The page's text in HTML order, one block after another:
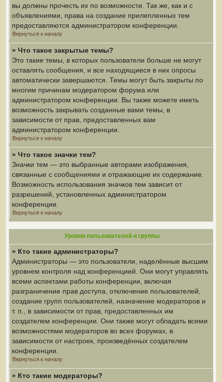
вы должны прочесть их по возможности. Так же, как и с
объявлениями, права на создание прилепленных тем
предоставляются администратором конференции.
Вернуться к началу
» Что такое закрытые темы?
Это такие темы, в которых пользователи больше не могут
оставлять сообщения, и все находящиеся в них опросы
автоматически завершаются. Темы могут быть закрыты по
многим причинам модератором форума или
администратором конференции. Вы также можете иметь
возможность закрывать созданные вами темы, в
зависимости от прав, предоставленных вам
администратором конференции.
Вернуться к началу
» Что такое значки тем?
Значки тем — это выбранные авторами изображения,
связанные с сообщениями и отражающие их содержание.
Возможность использования значков тем зависит от
разрешений, установленных администратором
конференции.
Вернуться к началу
Уровни пользователей и группы
» Кто такие администраторы?
Администраторы — это пользователи, наделённые высшим
уровнем контроля над конференцией. Они могут управлять
всеми аспектами работы конференции, включая
разграничение прав доступа, отключение пользователей,
создание групп пользователей, назначение модераторов и
т. п., в зависимости от прав, предоставленных им
создателем конференции. Они также могут обладать всеми
возможностями модераторов во всех форумах, в
зависимости от настроек, произведённых создателем
конференции.
Вернуться к началу
» Кто такие модераторы?